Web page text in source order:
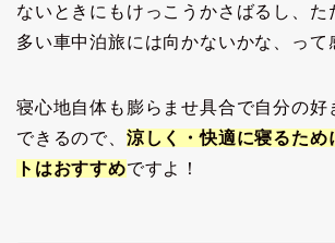
ないときにもけっこうかさばるし、た
多い車中泊旅には向かないかな、って
寝心地自体も膨らませ具合で自分の好
できるので、 涼しく・快適に寝るため
トはおすすめですよ！